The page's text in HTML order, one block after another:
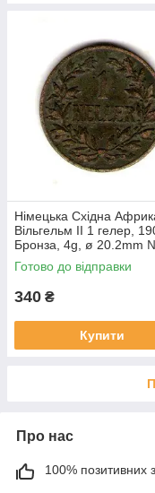
Німецька Східна
Вільгельм II 1 гелер,
Бронза, 4g, ø 20.2mm
Готово до відправки
340 ₴
Купити
Про нас
100% позитивних з